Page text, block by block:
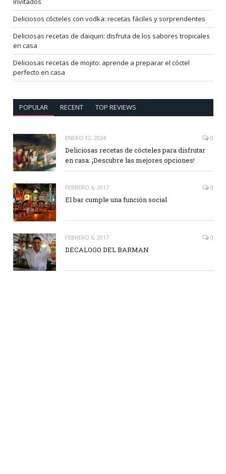
Deliciosos cócteles con vodka: recetas fáciles y sorprendentes
Deliciosas recetas de daiquiri: disfruta de los sabores tropicales
en casa
Deliciosas recetas de mojito: aprende a preparar el cóctel
perfecto en casa
POPULAR RECENT TOP REVIEWS
ENERO 12, 2024 0
Deliciosas recetas de cócteles para disfrutar
en casa: ¡Descubre las mejores opciones!
FEBRERO 6, 2017 0
El bar cumple una función social
FEBRERO 6, 2017 0
DECALOGO DEL BARMAN